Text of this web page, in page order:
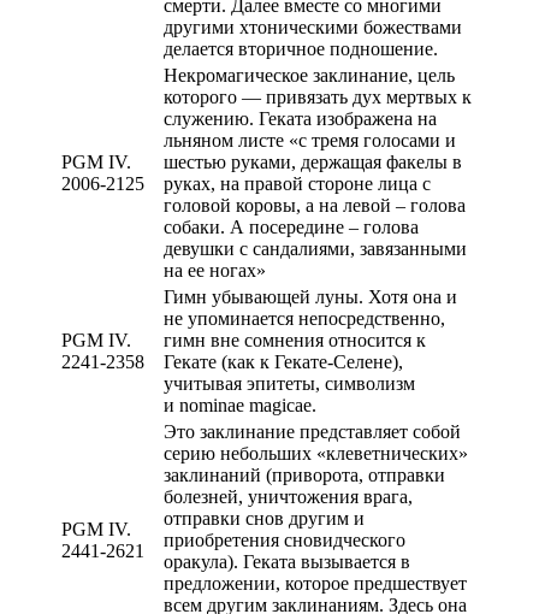
смерти. Далее вместе со многими
другими хтоническими божествами
делается вторичное подношение.
PGM IV.
2006-2125
Некромагическое заклинание, цель
которого — привязать дух мертвых к
служению. Геката изображена на
льняном листе «с тремя голосами и
шестью руками, держащая факелы в
руках, на правой стороне лица с
головой коровы, а на левой – голова
собаки. А посередине – голова
девушки с сандалиями, завязанными
на ее ногах»
PGM IV.
2241-2358
Гимн убывающей луны. Хотя она и
не упоминается непосредственно,
гимн вне сомнения относится к
Гекате (как к Гекате-Селене),
учитывая эпитеты, символизм
и nominae magicae.
PGM IV.
2441-2621
Это заклинание представляет собой
серию небольших «клеветнических»
заклинаний (приворота, отправки
болезней, уничтожения врага,
отправки снов другим и
приобретения сновидческого
оракула). Геката вызывается в
предложении, которое предшествует
всем другим заклинаниям. Здесь она